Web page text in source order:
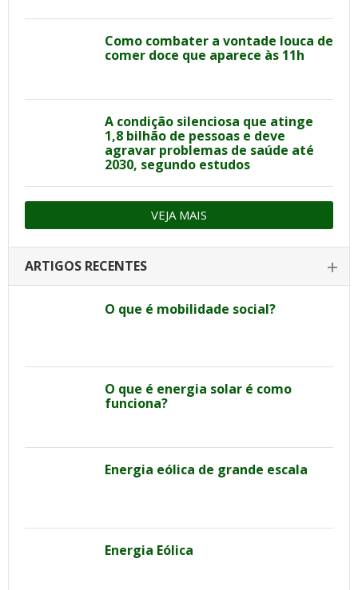
Como combater a vontade louca de
comer doce que aparece às 11h
A condição silenciosa que atinge
1,8 bilhão de pessoas e deve
agravar problemas de saúde até
2030, segundo estudos
VEJA MAIS
ARTIGOS RECENTES
O que é mobilidade social?
O que é energia solar é como
funciona?
Energia eólica de grande escala
Energia Eólica